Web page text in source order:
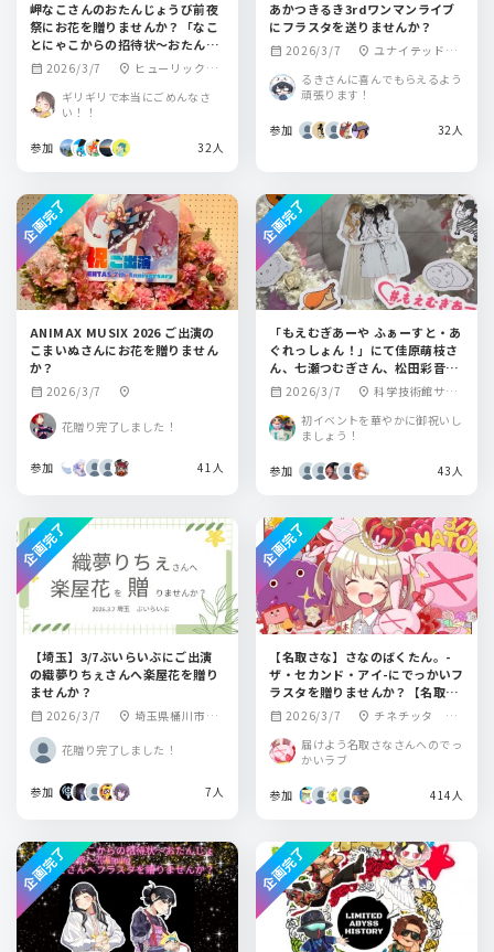
岬なこさんのおたんじょうび前夜
祭にお花を贈りませんか？「なこ
とにゃこからの招待状〜おたんじ
ょうび前夜祭〜 2026 spring」
calendar_month 2026/3/7 location_on ヒューリックホ
ール東京
ギリギリで本当にごめんなさ
い！！
参加 32人
あかつきるき3rdワンマンライブ
にフラスタを送りませんか？
calendar_month 2026/3/7 location_on ユナイテッド・
ィお台場
るきさんに喜んでもらえるよう
頑張ります！
参加 32人
ANIMAX MUSIX 2026 ご出演の
こまいぬさんにお花を贈りません
か？
calendar_month 2026/3/7 location_on
花贈り完了しました！
参加 41人
企画完了
「もえむぎあーや ふぁーすと・あ
ぐれっしょん！」にて佳原萌枝さ
ん、七瀬つむぎさん、松田彩音さ
んへフラワースタンドを贈りませ
んか？
calendar_month 2026/3/7 location_on 科学技術館サイ
エンスホール
初イベントを華やかに御祝いし
ましょう！
参加 43人
企画完了
【埼玉】3/7ぶいらいぶにご出演
の織夢りちぇさんへ楽屋花を贈り
ませんか？
calendar_month 2026/3/7 location_on 埼玉県桶川市寿
LEAF STORE
花贈り完了しました！
参加 7人
企画完了
【名取さな】さなのばくたん。-
ザ・セカンド・アイ-にでっかいフ
ラスタを贈りませんか？【名取爆
誕】
calendar_month 2026/3/7 location_on チネチッタ LA
届けよう名取さなさんへのでっ
かいラブ
参加 414人
企画完了
企画完了 企画完了